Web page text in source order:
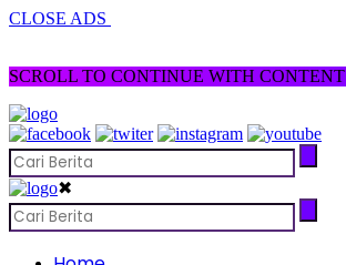
CLOSE ADS
SCROLL TO CONTINUE WITH CONTENT
✖